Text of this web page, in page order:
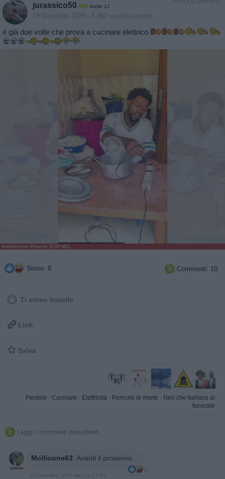
jurassico50 livello 12
13 Dicembre 2025 - 5.367 visualizzazioni
è già due volte che prova a cucinare elettrico
Animazione Pesante (2.69 Mb)
Stime: 8  Commenti: 10
Ti stimo fratello
 Link
 Salva
Pentole · Cucinare · Elettricità · Pericolo di morte · Neri che ballano al
funerale
 Leggi i commenti precedenti...
Mollicone63: Avanti il prossimo..
2
13 Dicembre 2025 alle ore 17:03